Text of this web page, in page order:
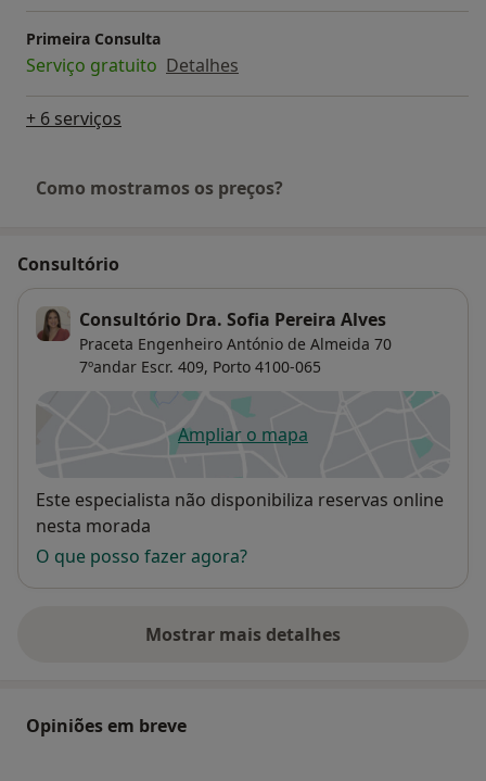
Primeira Consulta
Serviço gratuito Detalhes
+ 6 serviços
Como mostramos os preços?
Consultório
Consultório Dra. Sofia Pereira Alves
Praceta Engenheiro António de Almeida 70
7ºandar Escr. 409, Porto 4100-065
Ampliar o mapaabre num novo separador
Disponibilidade
Este especialista não disponibiliza reservas online
nesta morada
O que posso fazer agora?
Mostrar mais detalhes
sobre o endereço
Opiniões em breve